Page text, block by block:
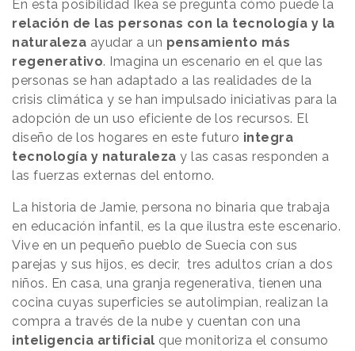
En esta posibilidad Ikea se pregunta cómo puede la
relación de las personas con la tecnología y la
naturaleza ayudar a un pensamiento más
regenerativo. Imagina un escenario en el que las
personas se han adaptado a las realidades de la
crisis climática y se han impulsado iniciativas para la
adopción de un uso eficiente de los recursos. El
diseño de los hogares en este futuro integra
tecnología y naturaleza y las casas responden a
las fuerzas externas del entorno.
La historia de Jamie, persona no binaria que trabaja
en educación infantil, es la que ilustra este escenario.
Vive en un pequeño pueblo de Suecia con sus
parejas y sus hijos, es decir, tres adultos crían a dos
niños. En casa, una granja regenerativa, tienen una
cocina cuyas superficies se autolimpian, realizan la
compra a través de la nube y cuentan con una
inteligencia artificial que monitoriza el consumo